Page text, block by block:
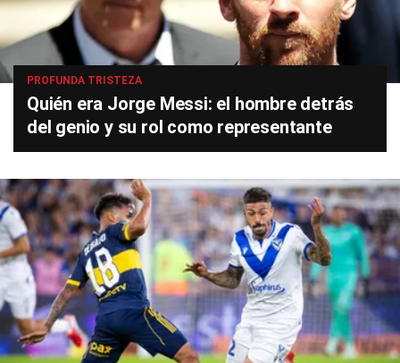
PROFUNDA TRISTEZA
Quién era Jorge Messi: el hombre detrás
del genio y su rol como representante